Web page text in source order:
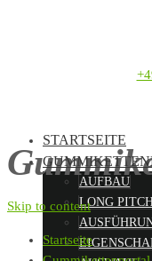
STARTSEITE
AUFBAU
LONG
Skip to content
Startseite